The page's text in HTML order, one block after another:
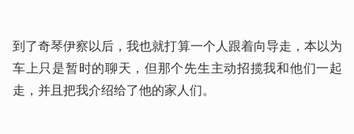
到了奇琴伊察以后，我也就打算一个人跟着向导走，本以为
车上只是暂时的聊天，但那个先生主动招揽我和他们一起
走，并且把我介绍给了他的家人们。